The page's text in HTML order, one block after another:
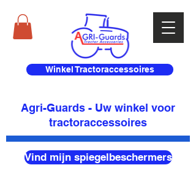
Winkel Tractoraccessoires
Agri-Guards - Uw winkel voor
tractoraccessoires
Vind mijn spiegelbeschermers